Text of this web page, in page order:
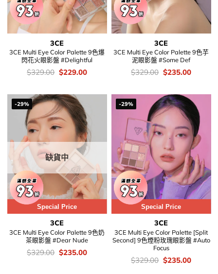
3CE
3CE Multi Eye Color Palette 9色爆
閃花火眼影盤 #Delightful
價
$329.00 Original
$329.00.
$229.00Current
$229.00.
3CE
3CE Multi Eye Color Palette 9色芋
泥眼影盤 #Some Def
價
$329.00 Original
$329.00.
$235.00Current
-29%
Special Price
缺貨中
3CE
3CE Multi Eye Color Palette 9色奶
茶眼影盤 #Dear Nude
價
錢：
$329.00 Original
price
$235.00Current
-29%
Special Price
3CE
3CE Multi Eye Color Palette [Split
Second] 9色煙粉玫瑰眼影盤 #Auto
Focus
價
錢：
$329.00 Original
price
$235.00Current